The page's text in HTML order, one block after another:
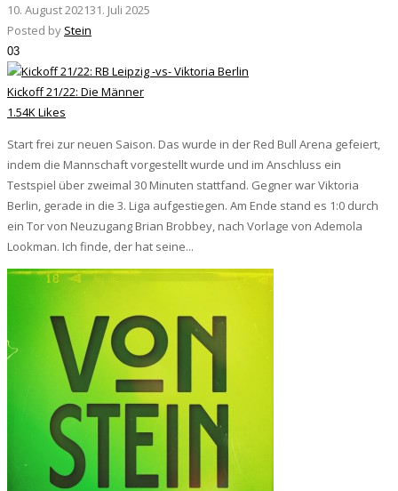
10. August 202131. Juli 2025
Posted by Stein
03
Kickoff 21/22: Die Männer
1.54K Likes
Start frei zur neuen Saison. Das wurde in der Red Bull Arena gefeiert,
indem die Mannschaft vorgestellt wurde und im Anschluss ein
Testspiel über zweimal 30 Minuten stattfand. Gegner war Viktoria
Berlin, gerade in die 3. Liga aufgestiegen. Am Ende stand es 1:0 durch
ein Tor von Neuzugang Brian Brobbey, nach Vorlage von Ademola
Lookman. Ich finde, der hat seine...